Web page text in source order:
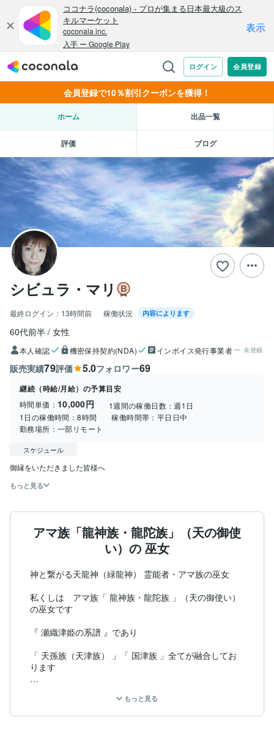
会員登録で10％割引クーポンを獲得！
ホーム 出品一覧
評価 ブログ
シビュラ・マリ
最終ログイン： 13時間前 稼働状況 内容によります
60代前半 女性
本人確認 機密保持契約(NDA) インボイス発行事業者 未登録
販売実績79評価 5.0フォロワー69
継続（時給/月給）の予算目安
時間単価： 10,000円 1週間の稼働日数：週1日
1日の稼働時間：8時間 稼働時間帯： 平日日中
勤務場所： 一部リモート
スケジュール
御縁をいただきました皆様へ
もっと見る
アマ族「龍神族・龍陀族」（天の御使
い）の 巫女
神と繋がる天龍神（緑龍神） 霊能者・アマ族の巫女
私くしは　アマ族「 龍神族・龍陀族 」（天の御使い）
の巫女です
『 瀬織津姫の系譜 』であり
「 天孫族（天津族） 」「 国津族 」全てが融合してお
ります
もっと見る